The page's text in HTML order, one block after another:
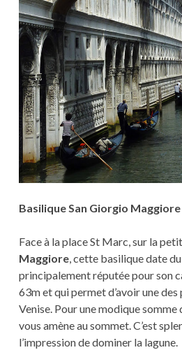
Basilique San Giorgio Maggiore
Face à la place St Marc, sur la
Maggiore, cette basilique date
principalement réputée pour son
63m et qui permet d’avoir une des
Venise. Pour une modique somme
vous amène au sommet. C’est
l’impression de dominer la lagune.